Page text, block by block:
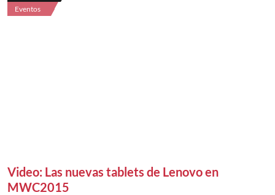
Eventos
Video: Las nuevas tablets de Lenovo en
MWC2015